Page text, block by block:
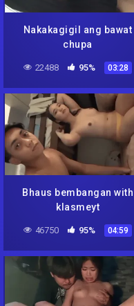
Nakakagigil ang bawat
chupa
22488 95% 03:28
Bhaus bembangan with
klasmeyt
46750 95% 04:59